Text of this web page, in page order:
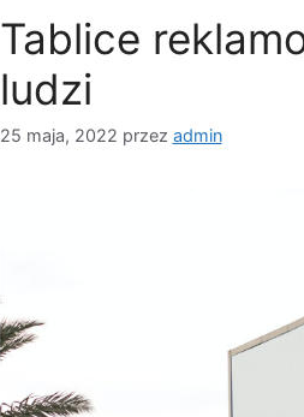
Tablice
ludzi
25 maja, 2022 przez admin